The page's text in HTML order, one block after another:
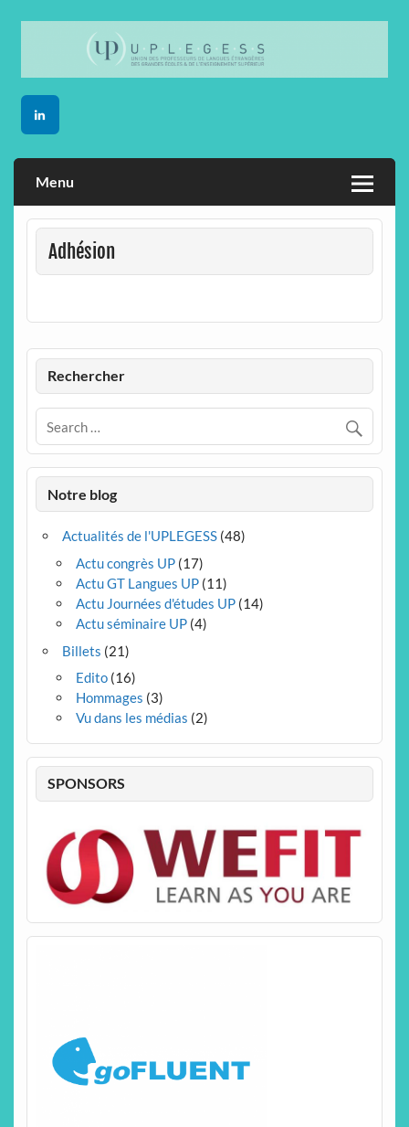
Menu
Adhésion
Rechercher
Notre blog
Actualités de l'UPLEGESS(48)
Actu congrès UP(17)
Actu GT Langues UP(11)
Actu Journées d'études UP(14)
Actu séminaire UP(4)
Billets (21)
Edito(16)
Hommages (3)
Vu dans les médias (2)
SPONSORS